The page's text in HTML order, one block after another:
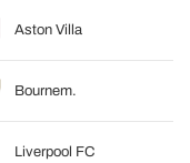
Aston Villa
Bournem.
Liverpool FC